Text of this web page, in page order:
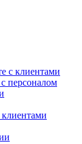
с клиентами
персоналом